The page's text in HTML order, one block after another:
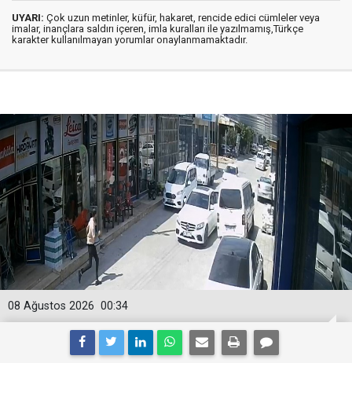
UYARI: Çok uzun metinler, küfür, hakaret, rencide edici cümleler veya
imalar, inançlara saldırı içeren, imla kuralları ile yazılmamış,Türkçe
karakter kullanılmayan yorumlar onaylanmamaktadır.
00:34
08 Ağustos 2026